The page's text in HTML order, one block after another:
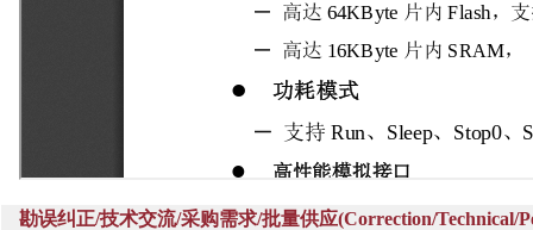
勘误纠正/技术交流/采购需求/批量供应(Correction/Technical/